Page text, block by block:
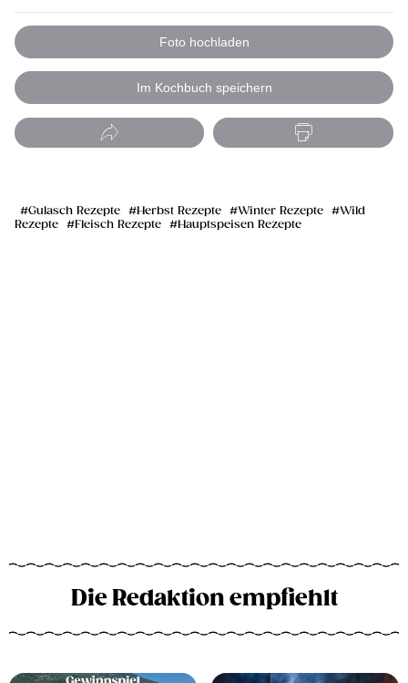
Foto hochladen
Im Kochbuch speichern
Gulasch Rezepte Herbst Rezepte Winter Rezepte
Wild
Rezepte
Fleisch Rezepte Hauptspeisen Rezepte
Die Redaktion empfiehlt